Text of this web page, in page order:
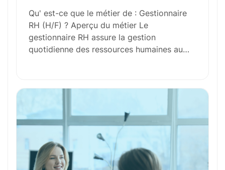
l’aventure avecnous
N’attendez plus !
Votre nom
Qu' est-ce que le métier de : Gestionnaire
RH (H/F) ? Aperçu du métier Le
gestionnaire RH assure la gestion
quotidienne des ressources humaines au…